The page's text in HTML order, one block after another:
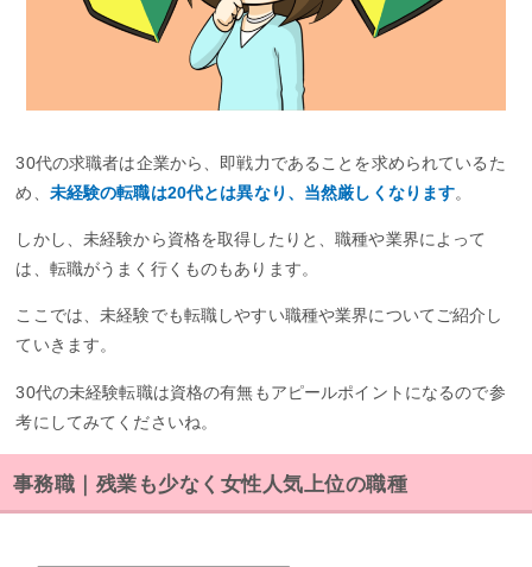
30代の求職者は企業から、即戦力であることを求められているた
め、 未経験の転職は20代とは異なり、当然厳しくなります。
しかし、未経験から資格を取得したりと、職種や業界によって
は、転職がうまく行くものもあります。
ここでは、未経験でも転職しやすい職種や業界についてご紹介し
ていきます。
30代の未経験転職は資格の有無もアピールポイントになるので参
考にしてみてくださいね。
事務職｜残業も少なく女性人気上位の職種